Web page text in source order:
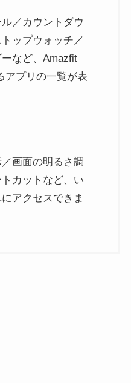
／カウントダウ
ップウォッチ／
など、Amazfit
アプリの一覧が表
画面の明るさ調
カットなど、い
アクセスできま